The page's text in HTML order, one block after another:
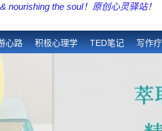
nourishing the soul！原创心灵驿站！
心路 积极心理学 TED笔记 写作